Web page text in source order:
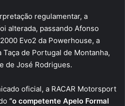
regulamentar, a
alterada, passando Afonso
Evo2 da Powerhouse, a
de Portugal de Montanha,
de José Rodrigues.
oficial, a RACAR Motorsport
“o competente Apelo Formal